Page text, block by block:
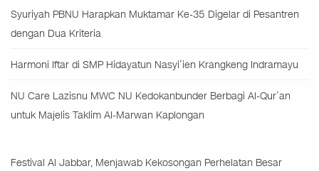
Syuriyah PBNU Harapkan Muktamar Ke-35 Digelar di Pesantren
dengan Dua Kriteria
Harmoni Iftar di SMP Hidayatun Nasyi’ien Krangkeng Indramayu
NU Care Lazisnu MWC NU Kedokanbunder Berbagi Al-Qur’an
untuk Majelis Taklim Al-Marwan Kaplongan
Festival Al Jabbar, Menjawab Kekosongan Perhelatan Besar